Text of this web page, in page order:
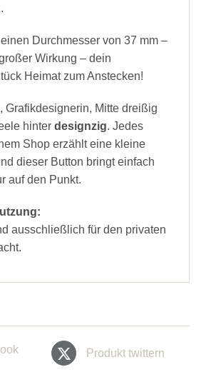
Durchmesser von 37 mm –
Wirkung – dein
Heimat zum Anstecken!
Grafikdesignerin, Mitte dreißig
hinter designzig. Jedes
Shop erzählt eine kleine
dieser Button bringt einfach
auf den Punkt.
ausschließlich für den privaten
Produkt twittern